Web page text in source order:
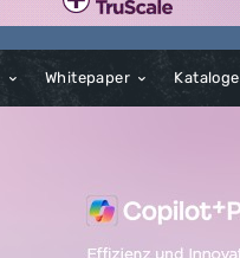
Whitepaper Kataloge